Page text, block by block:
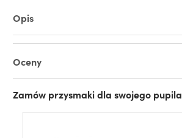
Opis
Oceny
Zamów przysmaki dla swojego pupila